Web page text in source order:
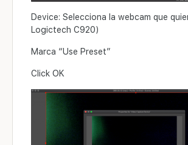
Device: Selecciona la webcam que
Logictech C920)
Marca “Use Preset”
Click OK